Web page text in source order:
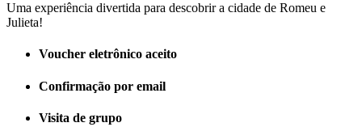
Uma experiência divertida para descobrir a cidade de Romeu e
Julieta!
Voucher eletrônico aceito
Confirmação por email
Visita de grupo